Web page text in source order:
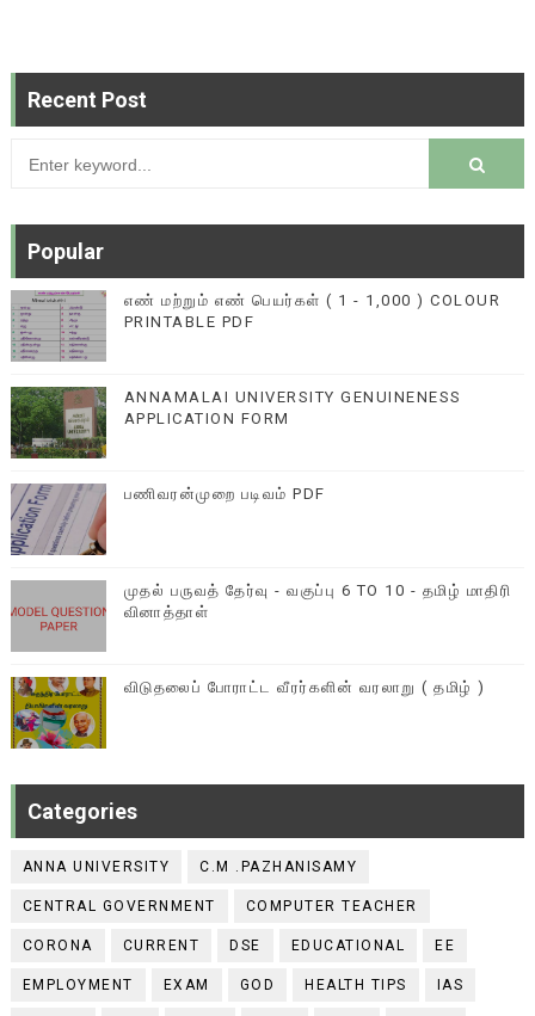
Recent Post
Popular
எண் மற்றும் எண் பெயர்கள் ( 1 - 1,000 ) COLOUR
PRINTABLE PDF
ANNAMALAI UNIVERSITY GENUINENESS
APPLICATION FORM
பணிவரன்முறை படிவம் PDF
முதல் பருவத் தேர்வு - வகுப்பு 6 TO 10 - தமிழ் மாதிரி
வினாத்தாள்
விடுதலைப் போராட்ட வீரர்களின் வரலாறு ( தமிழ் )
Categories
ANNA UNIVERSITY C.M .PAZHANISAMY
CENTRAL GOVERNMENT COMPUTER TEACHER
CORONA CURRENT DSE EDUCATIONAL EE
EMPLOYMENT EXAM GOD HEALTH TIPS IAS